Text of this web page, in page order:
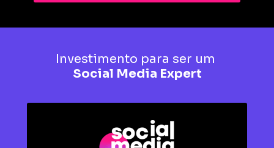
Social Media Expert